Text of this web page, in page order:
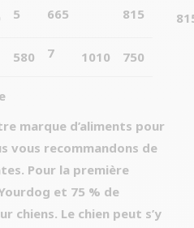
5 665 815
580 7 1010 750
marque d’aliments pour
vous recommandons de
Pour la première
et 75 % de
chiens. Le chien peut s’y